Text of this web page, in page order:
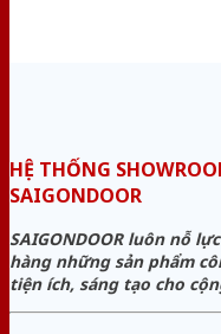
HỆ THỐNG
SAIGONDOOR
SAIGONDOOR luôn nỗ
hàng những sản phẩm
tiện ích, sáng tạo cho